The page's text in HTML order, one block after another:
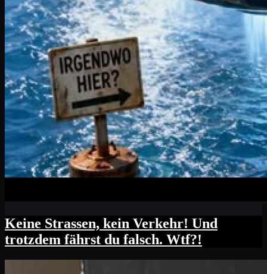
Keine Strassen, kein Verkehr! Und
trotzdem fährst du falsch. Wtf?!